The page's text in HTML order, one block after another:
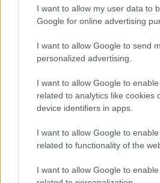
I want to allow my user data to
Google for online advertising
I want to allow Google to send
personalized advertising.
I want to allow Google to
related to analytics like cookies
device identifiers in apps.
I want to allow Google to
related to functionality of the
I want to allow Google to
Paris Saint-
Manchester
Felkészülési szezon 4. mérkőzés
Nya Ullevi, Göteborg
1 nap 15 óra 57 perc 39 másodperc
Leeds Unitedvs Manchester United